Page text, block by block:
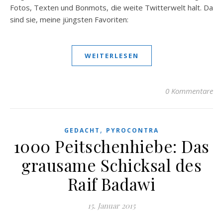
Fotos, Texten und Bonmots, die weite Twitterwelt halt. Da
sind sie, meine jüngsten Favoriten:
WEITERLESEN
0 Kommentare
GEDACHT , PYROCONTRA
1000 Peitschenhiebe: Das
grausame Schicksal des
Raif Badawi
15. Januar 2015